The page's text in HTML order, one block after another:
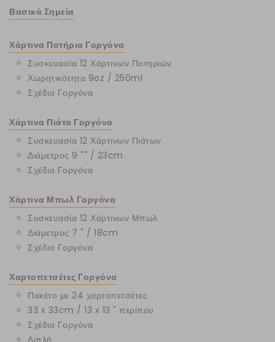
Βασικά Σημεία
Χάρτινα Ποτήρια Γοργόνα
Συσκευασία 12 Χάρτινων Ποτηριών
Χωρητικότητα 9oz / 250ml
Σχέδιο Γοργόνα
Χάρτινα Πιάτα Γοργόνα
Συσκευασία 12 Χάρτινων Πιάτων
Διάμετρος 9 "" / 23cm
Σχέδιο Γοργόνα
Χάρτινα Μπωλ Γοργόνα
Συσκευασία 12 Χάρτινων Μπωλ
Διάμετρος 7 " / 18cm
Σχέδιο Γοργόνα
Χαρτοπετσέτες Γοργόνα
Πακέτο με 24 χαρτοπετσέτες
33 x 33cm / 13 x 13 " περίπου
Σχέδιο Γοργόνα